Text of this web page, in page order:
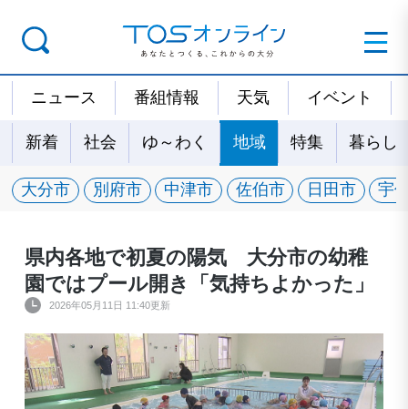
ニュース 番組情報 天気 イベント
新着 社会 ゆ～わく 地域 特集 暮らし
大分市 別府市 中津市 佐伯市 日田市 宇
県内各地で初夏の陽気 大分市の幼稚
園ではプール開き「気持ちよかった」
2026年05月11日 11:40更新